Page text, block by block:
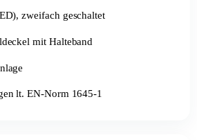
zweifach geschaltet
mit Halteband
lt. EN-Norm 1645-1